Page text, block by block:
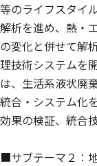
等のライフスタイ
解析を進め、熱・
の変化と併せて解
理技術システムを
は、生活系液状廃
統合・システム化
効果の検証、統合
■サブテーマ２：